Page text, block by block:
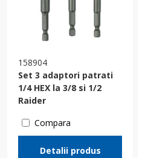
158904
Set 3 adaptori patrati
1/4 HEX la 3/8 si 1/2
Raider
Compara
Detalii produs